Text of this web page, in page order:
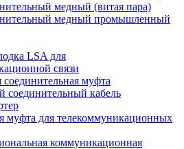
медный (витая пара)
медный промышленный
LSA для
связи
соединительная муфта
соединительный кабель
муфта для телекоммуникационных
коммуникационная